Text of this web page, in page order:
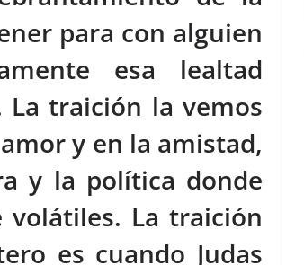
para con alguien
esa lealtad
traición la vemos
y en la amistad,
y la política donde
volátiles. La traición
es cuando Judas